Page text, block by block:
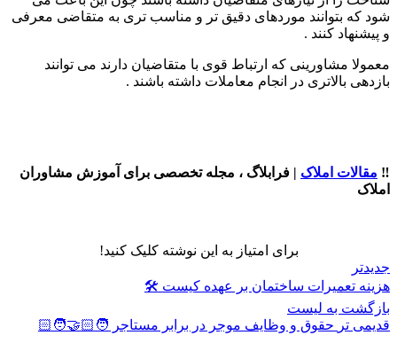
شود که بتوانند موردهای دقیق تر و مناسب تری به متقاضی معرفی
و پیشنهاد کنند .
معمولا مشاورینی که ارتباط قوی با متقاضیان دارند می توانند
بازدهی بالاتری در انجام معاملات داشته باشند .
‼️ مقالات املاک | فرابلاگ ، مجله تخصصی برای آموزش مشاوران
املاک
برای امتیاز به این نوشته کلیک کنید!
جدیدتر
هزینه تعمیرات ساختمان بر عهده کیست 🛠
بازگشت به لیست
قدیمی تر حقوق و وظایف موجر در برابر مستاجر 🧑🏻‍🤝‍🧑🏻